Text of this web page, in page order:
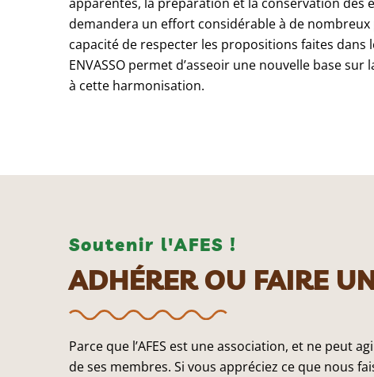
demandera un effort considérable à de nombreux
capacité de respecter les propositions faites dans
ENVASSO permet d’asseoir une nouvelle base
à cette harmonisation.
Soutenir l'AFES !
ADHÉRER OU FAIRE
Parce que l’AFES est une association, et ne peut
de ses membres. Si vous appréciez ce que nous